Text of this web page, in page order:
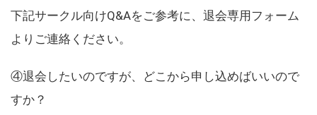
下記サークル向けQ&Aをご参考に、退会専用フォーム
よりご連絡ください。
④退会したいのですが、どこから申し込めばいいので
すか？